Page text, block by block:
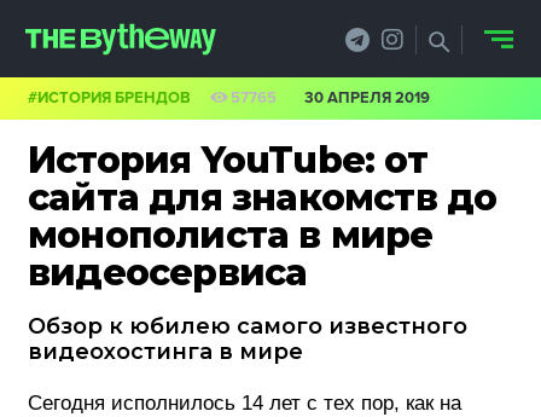
История YouTube: от
сайта для знакомств до
монополиста в мире
видеосервиса
Обзор к юбилею самого известного
видеохостинга в мире
#ИСТОРИЯ БРЕНДОВ 57765 30 АПРЕЛЯ 2019
Сегодня исполнилось 14 лет с тех пор, как на
НОВОСТИ
PRO.ОБЗОР
КЕЙСЫ
ФИЛОСОФИЯ
КРЕАТИВА
БИЗНЕС И